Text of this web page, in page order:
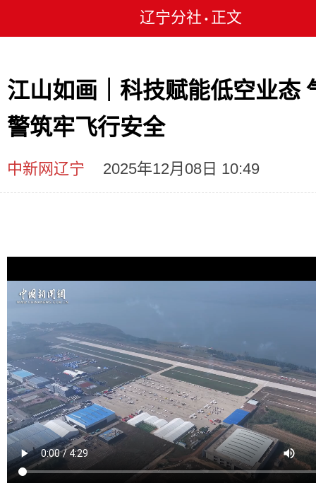
辽宁分社 • 正文
江山如画｜科技赋能低空业态
警筑牢飞行安全
中新网辽宁 2025年12月08日 10:49